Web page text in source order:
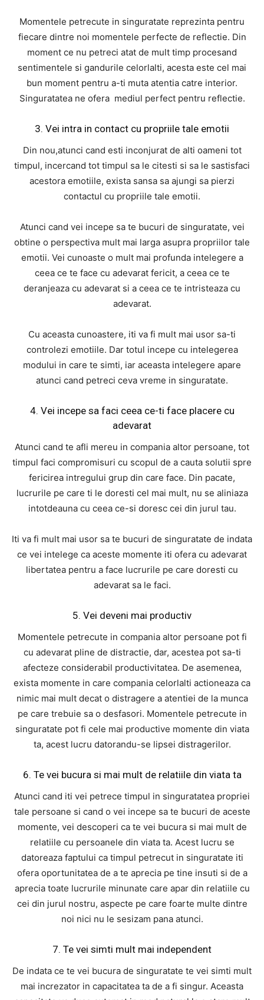
Momentele petrecute in singuratate reprezinta pentru
fiecare dintre noi momentele perfecte de reflectie. Din
moment ce nu petreci atat de mult timp procesand
sentimentele si gandurile celorlalti, acesta este cel mai
bun moment pentru a-ti muta atentia catre interior.
Singuratatea ne ofera mediul perfect pentru reflectie.
3. Vei intra in contact cu propriile tale emotii
Din nou,atunci cand esti inconjurat de alti oameni tot
timpul, incercand tot timpul sa le citesti si sa le sastisfaci
acestora emotiile, exista sansa sa ajungi sa pierzi
contactul cu propriile tale emotii.
Atunci cand vei incepe sa te bucuri de singuratate, vei
obtine o perspectiva mult mai larga asupra propriilor tale
emotii. Vei cunoaste o mult mai profunda intelegere a
ceea ce te face cu adevarat fericit, a ceea ce te
deranjeaza cu adevarat si a ceea ce te intristeaza cu
adevarat.
Cu aceasta cunoastere, iti va fi mult mai usor sa-ti
controlezi emotiile. Dar totul incepe cu intelegerea
modului in care te simti, iar aceasta intelegere apare
atunci cand petreci ceva vreme in singuratate.
4. Vei incepe sa faci ceea ce-ti face placere cu
adevarat
Atunci cand te afli mereu in compania altor persoane, tot
timpul faci compromisuri cu scopul de a cauta solutii spre
fericirea intregului grup din care face. Din pacate,
lucrurile pe care ti le doresti cel mai mult, nu se aliniaza
intotdeauna cu ceea ce-si doresc cei din jurul tau.
Iti va fi mult mai usor sa te bucuri de singuratate de indata
ce vei intelege ca aceste momente iti ofera cu adevarat
libertatea pentru a face lucrurile pe care doresti cu
adevarat sa le faci.
5. Vei deveni mai productiv
Momentele petrecute in compania altor persoane pot fi
cu adevarat pline de distractie, dar, acestea pot sa-ti
afecteze considerabil productivitatea. De asemenea,
exista momente in care compania celorlalti actioneaza ca
nimic mai mult decat o distragere a atentiei de la munca
pe care trebuie sa o desfasori. Momentele petrecute in
singuratate pot fi cele mai productive momente din viata
ta, acest lucru datorandu-se lipsei distragerilor.
6. Te vei bucura si mai mult de relatiile din viata ta
Atunci cand iti vei petrece timpul in singuratatea propriei
tale persoane si cand o vei incepe sa te bucuri de aceste
momente, vei descoperi ca te vei bucura si mai mult de
relatiile cu persoanele din viata ta. Acest lucru se
datoreaza faptului ca timpul petrecut in singuratate iti
ofera oportunitatea de a te aprecia pe tine insuti si de a
aprecia toate lucrurile minunate care apar din relatiile cu
cei din jurul nostru, aspecte pe care foarte multe dintre
noi nici nu le sesizam pana atunci.
7. Te vei simti mult mai independent
De indata ce te vei bucura de singuratate te vei simti mult
mai increzator in capacitatea ta de a fi singur. Aceasta